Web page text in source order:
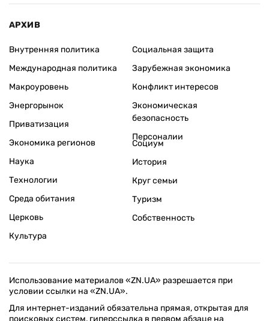
АРХИВ
Внутренняя политика
Международная политика
Макроуровень
Энергорынок
Приватизация
Экономика регионов
Социальная защита
Зарубежная экономика
Конфликт интересов
Экономическая
безопасность
Персоналии
Наука
Технологии
Среда обитания
Церковь
Культура
Социум
История
Круг семьи
Туризм
Собственность
Использование материалов «ZN.UA» разрешается при
условии ссылки на «ZN.UA».
Для интернет-изданий обязательна прямая, открытая для
поисковых систем, гиперссылка в первом абзаце на